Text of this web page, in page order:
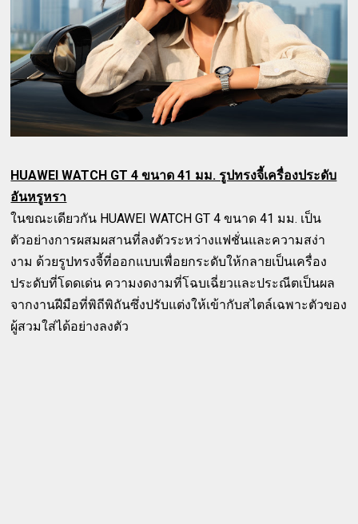
HUAWEI WATCH GT 4 ขนาด 41 มม. รูปทรงจี้เครื่องประดับ
อันหรูหรา
ในขณะเดียวกัน HUAWEI WATCH GT 4 ขนาด 41 มม. เป็น
ตัวอย่างการผสมผสานที่ลงตัวระหว่างแฟชั่นและความสง่า
งาม ด้วยรูปทรงจี้ที่ออกแบบเพื่อยกระดับให้กลายเป็นเครื่อง
ประดับที่โดดเด่น ความงดงามที่โฉบเฉี่ยวและประณีตเป็นผล
จากงานฝีมือที่พิถีพิถันซึ่งปรับแต่งให้เข้ากับสไตล์เฉพาะตัวของ
ผู้สวมใส่ได้อย่างลงตัว